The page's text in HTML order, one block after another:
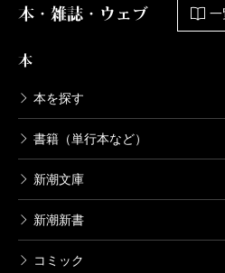
本・雑誌・ウェブ 一
本
本を探す
書籍（単行本など）
新潮文庫
新潮新書
コミック